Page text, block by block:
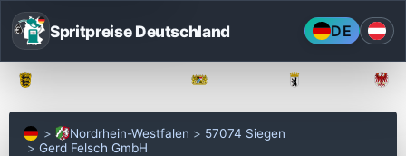
Spritpreise Deutschland DE
Nordrhein-Westfalen
57074 Siegen
Gerd Felsch GmbH